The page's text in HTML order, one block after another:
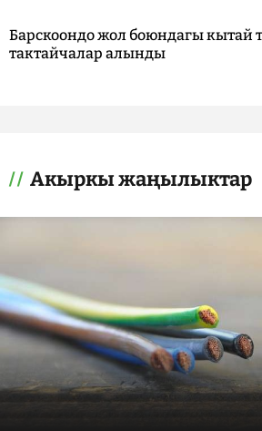
Барскоондо жол боюндагы кытай
тактайчалар алынды
Акыркы жаңылыктар